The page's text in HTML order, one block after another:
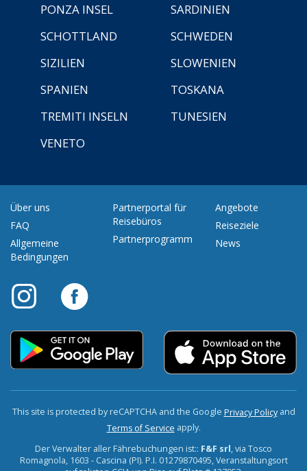
PONZA INSEL
SARDINIEN
SCHOTTLAND
SCHWEDEN
SIZILIEN
SLOWENIEN
SPANIEN
TOSKANA
TREMITI INSELN
TUNESIEN
VENETO
Über uns
FAQ
Allgemeine
Bedingungen
Partnerportal für
Reisebüros
Partnerprogramm
Angebote
Reiseziele
News
This site is protected by reCAPTCHA and the Google Privacy Policyand
Terms of Service apply.
Der Verwalter aller Fährebuchungen ist:: F&F srl, via Tosco
Romagnola, 1603 - Cascina (PI). P.I. 01279870495, Veranstaltungsort